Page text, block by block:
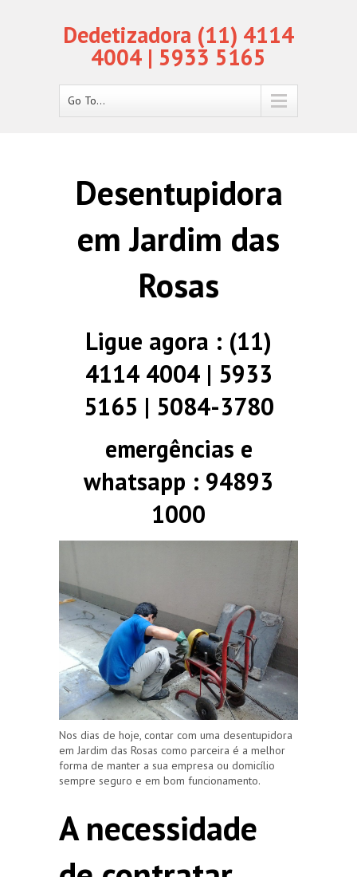
Dedetizadora (11) 4114
4004 | 5933 5165
Go To...
Desentupidora
em Jardim das
Rosas
Ligue agora : (11)
4114 4004 | 5933
5165 | 5084-3780
emergências e
whatsapp : 94893
1000
Nos dias de hoje, contar com uma desentupidora
em Jardim das Rosas como parceira é a melhor
forma de manter a sua empresa ou domicílio
sempre seguro e em bom funcionamento.
A necessidade